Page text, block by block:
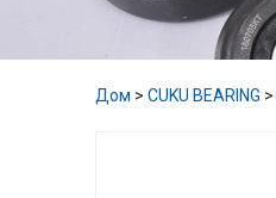
Дом > CUKU BEARING >